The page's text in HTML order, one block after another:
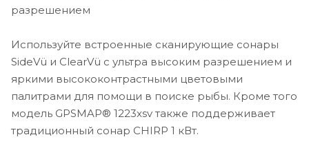
*Морская сеть Garmin
Если на борту судна установлено несколько
совместимых устройств Garmin, вы может
организовать обмен информацией (карты, данные
ними.
разрешением
Используйте встроенные сканирующие сонары
SideVü и ClearVü с ультра высоким разрешением и
яркими высококонтрастными цветовыми
палитрами для помощи в поиске рыбы. Кроме того
модель GPSMAP® 1223xsv также поддерживает
традиционный сонар CHIRP 1 кВт.